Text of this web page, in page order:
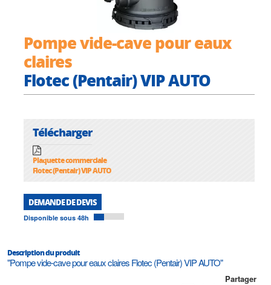
Pompe vide-cave pour eaux
claires
Flotec (Pentair) VIP AUTO
Télécharger
Plaquette commerciale
Flotec (Pentair) VIP AUTO
DEMANDE DE DEVIS
Disponible sous 48h
Description du produit
"Pompe vide-cave pour eaux claires Flotec (Pentair) VIP AUTO"
Partager